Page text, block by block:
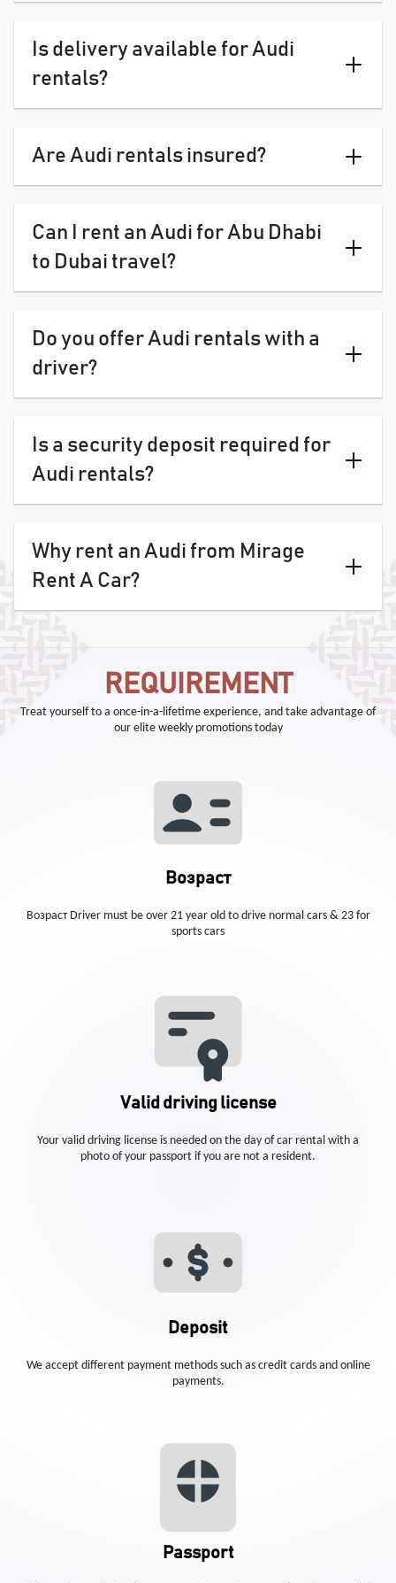
Is delivery available for Audi
rentals?
Are Audi rentals insured?
Can I rent an Audi for Abu Dhabi
to Dubai travel?
Do you offer Audi rentals with a
driver?
Is a security deposit required for
Audi rentals?
Why rent an Audi from Mirage
Rent A Car?
REQUIREMENT
Treat yourself to a once-in-a-lifetime experience, and take advantage of
our elite weekly promotions today
Возраст
Возраст Driver must be over 21 year old to drive normal cars & 23 for
sports cars
Valid driving license
Your valid driving license is needed on the day of car rental with a
photo of your passport if you are not a resident.
Deposit
We accept different payment methods such as credit cards and online
payments.
Passport